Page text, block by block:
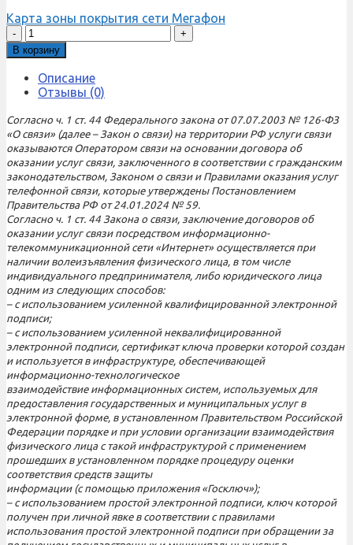
Карта зоны покрытия сети Мегафон
Количество
товара
Sim-
карта
Мегафон
Рублевый
NEW
(саморегистрация)
В корзину
Описание
Отзывы (0)
Согласно ч. 1 ст. 44 Федерального закона от 07.07.2003 № 126-ФЗ
«О связи» (далее – Закон о связи) на территории РФ услуги связи
оказываются Оператором связи на основании договора об
оказании услуг связи, заключенного в соответствии с гражданским
законодательством, Законом о связи и Правилами оказания услуг
телефонной связи, которые утверждены Постановлением
Правительства РФ от 24.01.2024 № 59.
Согласно ч. 1 ст. 44 Закона о связи, заключение договоров об
оказании услуг связи посредством информационно-
телекоммуникационной сети «Интернет» осуществляется при
наличии волеизъявления физического лица, в том числе
индивидуального предпринимателя, либо юридического лица
одним из следующих способов:
– с использованием усиленной квалифицированной электронной
подписи;
– с использованием усиленной неквалифицированной
электронной подписи, сертификат ключа проверки которой создан
и используется в инфраструктуре, обеспечивающей
информационно-технологическое
взаимодействие информационных систем, используемых для
предоставления государственных и муниципальных услуг в
электронной форме, в установленном Правительством Российской
Федерации порядке и при условии организации взаимодействия
физического лица с такой инфраструктурой с применением
прошедших в установленном порядке процедуру оценки
соответствия средств защиты
информации (с помощью приложения «Госключ»);
– с использованием простой электронной подписи, ключ которой
получен при личной явке в соответствии с правилами
использования простой электронной подписи при обращении за